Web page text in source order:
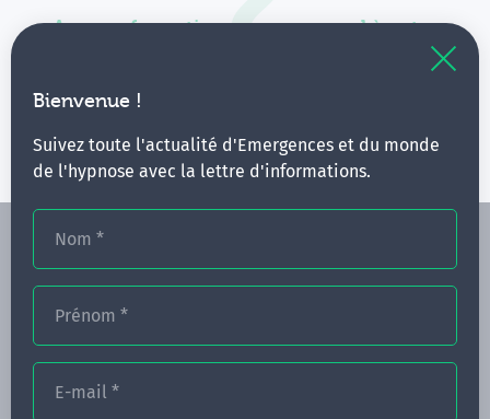
Bienvenue !
Suivez toute l'actualité d'Emergences et du monde
de l'hypnose avec la lettre d'informations.
Nom *
Prénom *
E-mail *
Aucune formation ne correspond à votre
Vous pouvez renouveler votre requête en élargissant
FORMATIONS
NOS FORMATEURS